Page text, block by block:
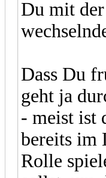
Du mit
Dass Du
geht ja
- meist ist
bereits im
Rolle